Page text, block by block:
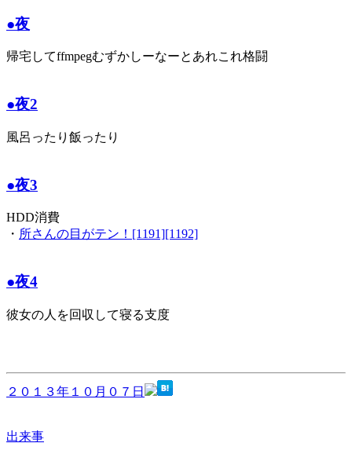
●夜
帰宅してffmpegむずかしーなーとあれこれ格闘
●夜2
風呂ったり飯ったり
●夜3
HDD消費
・ 所さんの目がテン！[1191][1192]
●夜4
彼女の人を回収して寝る支度
２０１３年１０月０７日
出来事